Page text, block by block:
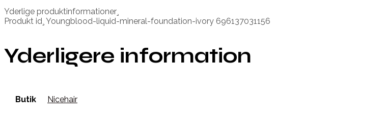
Yderlige produktinformationer¸
Produkt id¸ Youngblood-liquid-mineral-foundation-ivory 696137031156
Yderligere information
Butik Nicehair